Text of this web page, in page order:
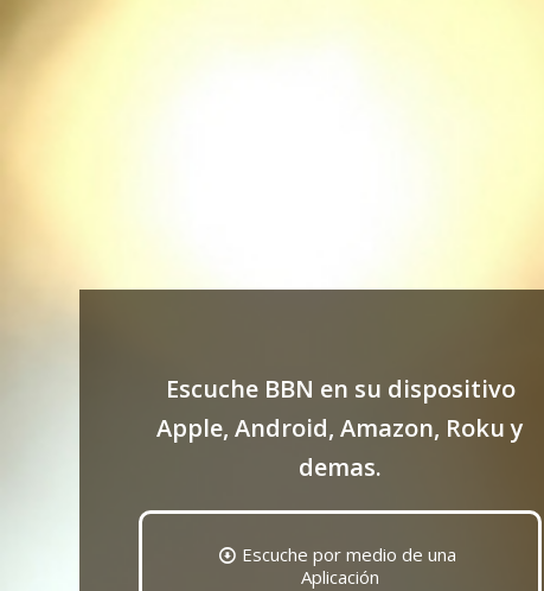
Escuche BBN en su dispositivo
Apple, Android, Amazon, Roku y
demas.
Escuche por medio de una
Aplicación